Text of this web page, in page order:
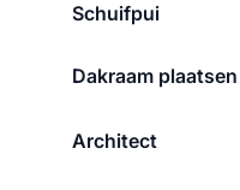
Schuifpui
Dakraam plaatsen
Architect